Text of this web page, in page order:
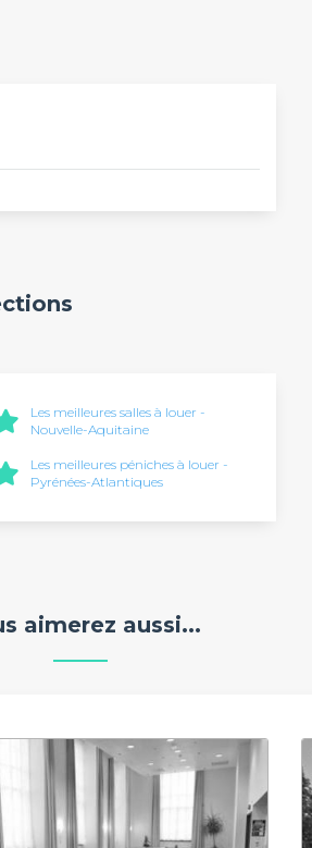
Les meilleures salles à louer -
Nouvelle-Aquitaine
Les meilleures péniches à louer -
Pyrénées-Atlantiques
aimerez aussi...